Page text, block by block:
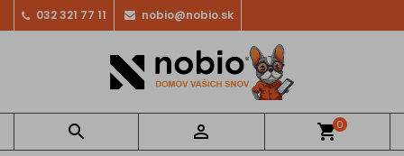
032 321 77 11 nobio@nobio.sk
  shopping_cart0